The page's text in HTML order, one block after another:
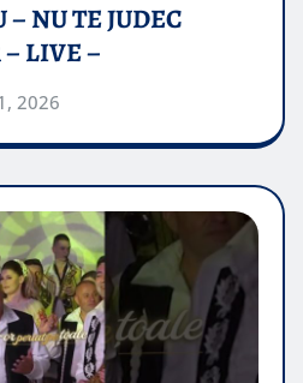
NU TE JUDEC
– LIVE –
2026